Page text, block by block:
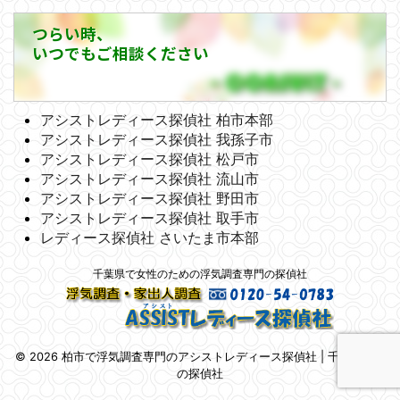
つらい時、
いつでもご相談ください
アシストレディース探偵社 柏市本部
アシストレディース探偵社 我孫子市
アシストレディース探偵社 松戸市
アシストレディース探偵社 流山市
アシストレディース探偵社 野田市
アシストレディース探偵社 取手市
レディース探偵社 さいたま市本部
千葉県で女性のための浮気調査専門の探偵社
© 2026 柏市で浮気調査専門のアシストレディース探偵社 | 千葉県柏市
の探偵社